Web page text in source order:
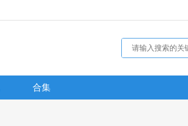
合集